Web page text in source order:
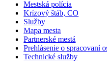
Mestská polícia
Krízový štáb, CO
Služby
Mapa mesta
Partnerské mestá
Prehlásenie o spracovaní
Technické služby